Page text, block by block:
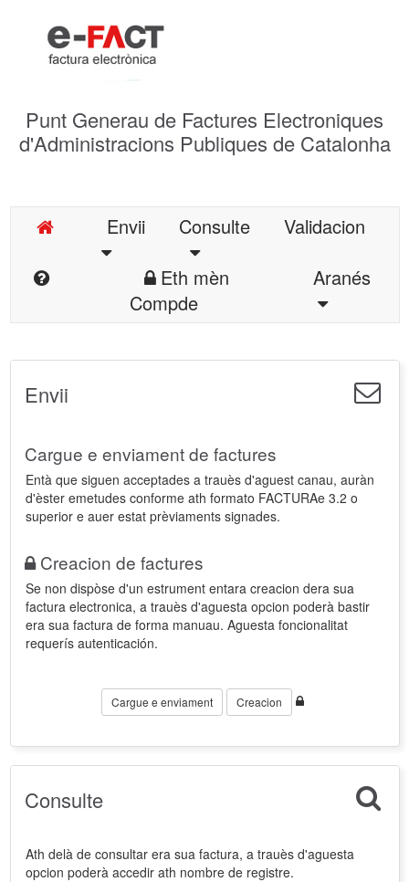
Punt Generau de Factures Electroniques
d'Administracions Publiques de Catalonha
Envii Consulte
Validacion
Eth mèn
Compde
Aranés
Envii
Cargue e enviament de factures
Entà que siguen acceptades a trauès d'aguest canau, auràn
d'èster emetudes conforme ath formato FACTURAe 3.2 o
superior e auer estat prèviaments signades.
Creacion de factures
Se non dispòse d'un estrument entara creacion dera sua
factura electronica, a trauès d'aguesta opcion poderà bastir
era sua factura de forma manuau. Aguesta foncionalitat
requerís autenticación.
Cargue e enviament Creacion
Consulte
Ath delà de consultar era sua factura, a trauès d'aguesta
opcion poderà accedir ath nombre de registre.